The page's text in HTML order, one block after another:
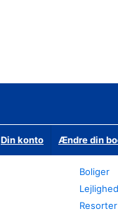
Din konto Ændre din
Boliger
Resorter